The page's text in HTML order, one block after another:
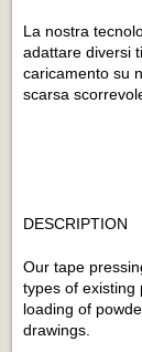
La nostra
adattare diversi
caricamento su
scarsa
DESCRIPTION
Our tape
types of existing
loading of
drawings.